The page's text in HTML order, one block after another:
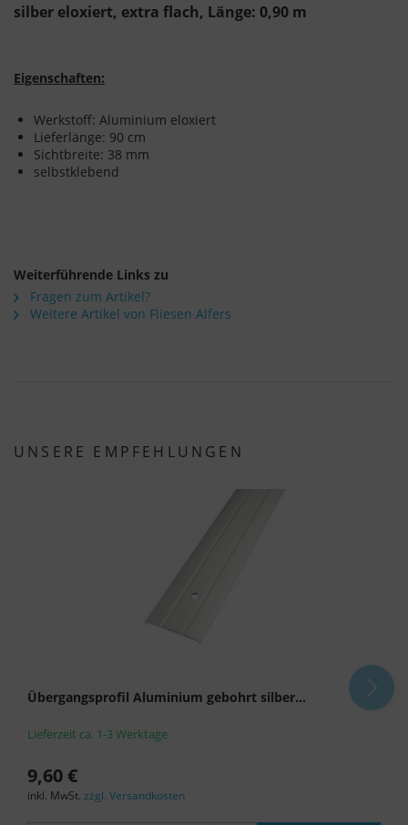
silber eloxiert, extra flach, Länge: 0,90 m
Eigenschaften:
Werkstoff: Aluminium eloxiert
Lieferlänge: 90 cm
Sichtbreite: 38 mm
selbstklebend
Weiterführende Links zu
Fragen zum Artikel?
Weitere Artikel von Fliesen Alfers
UNSERE EMPFEHLUNGEN
Übergangsprofil Aluminium gebohrt silber...
Lieferzeit ca. 1-3 Werktage
9,60 €
inkl. MwSt. zzgl. Versandkosten